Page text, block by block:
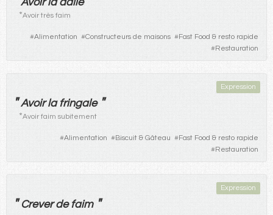
*Avoir très faim
#Alimentation #Constructeurs de maisons #Fast Food & resto rapide
#Restauration
Expression
" Avoir la fringale "
*Avoir faim subitement
#Alimentation #Biscuit & Gâteau #Fast Food & resto rapide
#Restauration
Expression
" Crever de faim "